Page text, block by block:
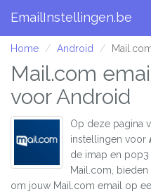
EmailInstellingen.be
Home Android
Mail.com
voor Android
Op deze pagina
instellingen voor
de imap en pop3
Mail.com,
om jouw Mail.com email op